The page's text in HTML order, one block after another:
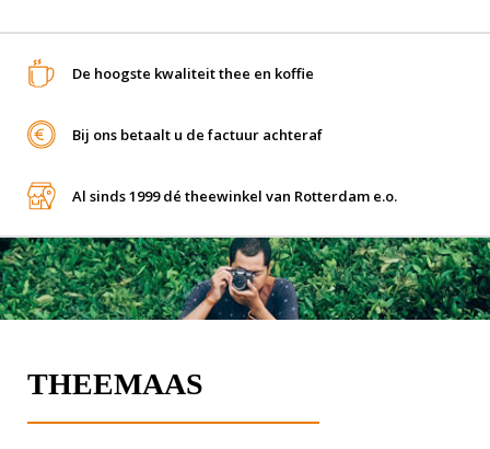
De hoogste kwaliteit thee en koffie
Bij ons betaalt u de factuur achteraf
Al sinds 1999 dé theewinkel van Rotterdam e.o.
THEEMAAS